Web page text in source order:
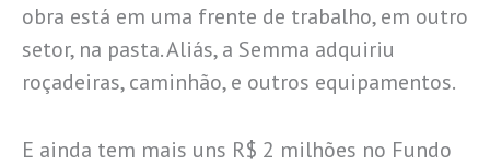
obra está em uma frente de trabalho, em outro
setor, na pasta. Aliás, a Semma adquiriu
roçadeiras, caminhão, e outros equipamentos.
E ainda tem mais uns R$ 2 milhões no Fundo